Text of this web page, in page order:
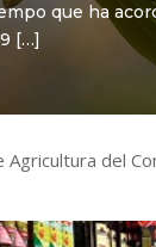
que ha
[…]
Agricultura del